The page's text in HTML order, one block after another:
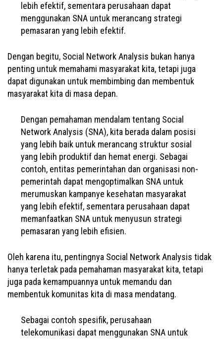
lebih efektif, sementara perusahaan dapat
menggunakan SNA untuk merancang strategi
pemasaran yang lebih efektif.
Dengan begitu, Social Network Analysis bukan hanya
penting untuk memahami masyarakat kita, tetapi juga
dapat digunakan untuk membimbing dan membentuk
masyarakat kita di masa depan.
Dengan pemahaman mendalam tentang Social
Network Analysis (SNA), kita berada dalam posisi
yang lebih baik untuk merancang struktur sosial
yang lebih produktif dan hemat energi. Sebagai
contoh, entitas pemerintahan dan organisasi non-
pemerintah dapat mengoptimalkan SNA untuk
merumuskan kampanye kesehatan masyarakat
yang lebih efektif, sementara perusahaan dapat
memanfaatkan SNA untuk menyusun strategi
pemasaran yang lebih efisien.
Oleh karena itu, pentingnya Social Network Analysis tidak
hanya terletak pada pemahaman masyarakat kita, tetapi
juga pada kemampuannya untuk memandu dan
membentuk komunitas kita di masa mendatang.
Sebagai contoh spesifik, perusahaan
telekomunikasi dapat menggunakan SNA untuk